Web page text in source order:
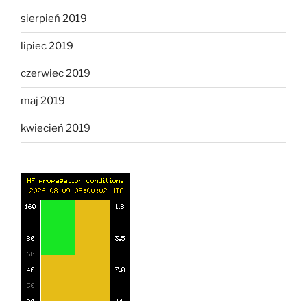
sierpień 2019
lipiec 2019
czerwiec 2019
maj 2019
kwiecień 2019